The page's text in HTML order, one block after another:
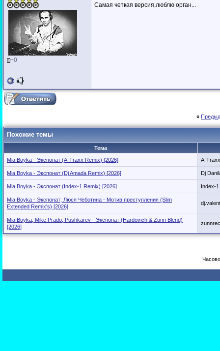
~0
Самая четкая версия,люблю орган...
«
Похожие темы
Тема
Mia Boyka - Экспонат (A-Traxx Remix) [2026]
A-Traxx
Mia Boyka - Экспонат (Dj Amada Remix) [2026] Dj
Mia Boyka - Экспонат (Index-1 Remix) [2026] Index-
Mia Boyka - Экспонат; Люся Чеботина - Мотив преступления (Slim
Extended Remix's) [2026]
Mia Boyka, Mike Prado, Pushkarev - Экспонат (Hardovich & Zunn Blend)
[2026]